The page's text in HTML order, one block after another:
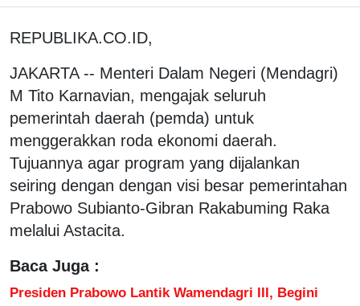
REPUBLIKA.CO.ID,
JAKARTA -- Menteri Dalam Negeri (Mendagri)
M Tito Karnavian, mengajak seluruh
pemerintah daerah (pemda) untuk
menggerakkan roda ekonomi daerah.
Tujuannya agar program yang dijalankan
seiring dengan dengan visi besar pemerintahan
Prabowo Subianto-Gibran Rakabuming Raka
melalui Astacita.
Baca Juga :
Presiden Prabowo Lantik Wamendagri III, Begini